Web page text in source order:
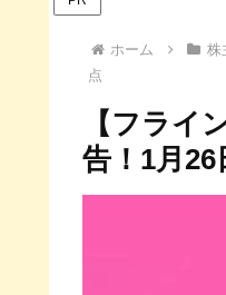
ホーム 株
点
【フライ
告！1月26